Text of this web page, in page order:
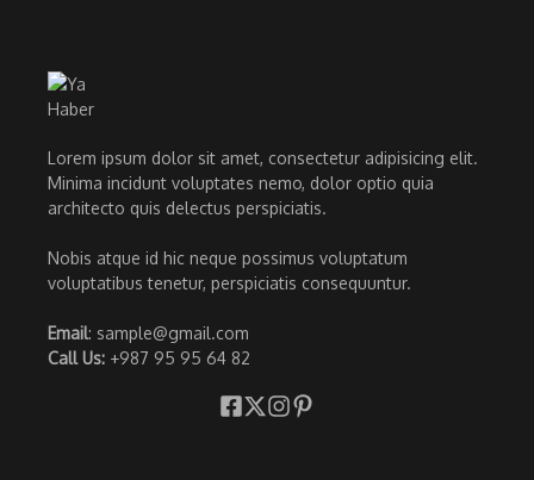
Lorem ipsum dolor sit amet, consectetur adipisicing elit.
Minima incidunt voluptates nemo, dolor optio quia
architecto quis delectus perspiciatis.
Nobis atque id hic neque possimus voluptatum
voluptatibus tenetur, perspiciatis consequuntur.
Email: sample@gmail.com
Call Us: +987 95 95 64 82